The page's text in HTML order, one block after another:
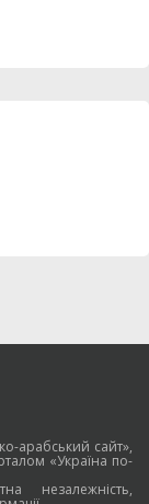
арабський сайт»,
«Україна по-
незалежність,